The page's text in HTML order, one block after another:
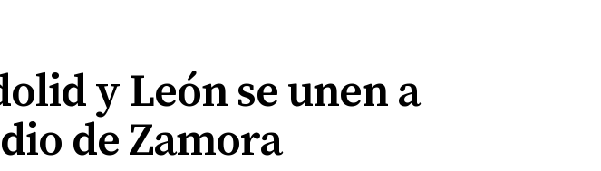
y León se unen a
de Zamora